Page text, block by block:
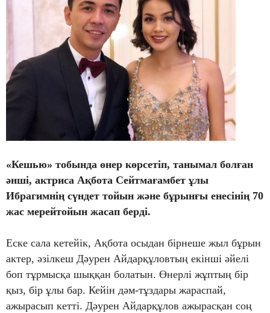
«Кешью» тобында өнер көрсетіп, танымал болған
әнші, актриса Ақбота Сейтмағамбет ұлы
Ибрагимнің сүндет тойын және бұрынғы енесінің 70
жас мерейтойын жасап берді.
Еске сала кетейік, Ақбота осыдан бірнеше жыл бұрын
актер, әзілкеш Дәурен Айдарқұловтың екінші әйелі
боп тұрмысқа шыққан болатын. Өнерлі жұптың бір
қыз, бір ұлы бар. Кейін дәм-тұздары жараспай,
ажырасып кетті. Дәурен Айдарқұлов ажырасқан соң